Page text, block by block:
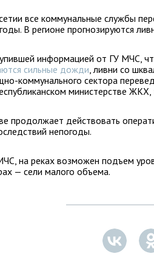
все коммунальные службы
В регионе прогнозируются
информацией от ГУ МЧС,
сильные дожди, ливни со
коммунального сектора
министерстве ЖКХ,
продолжает действовать
непогоды.
на реках возможен подъем
— сели малого объема.